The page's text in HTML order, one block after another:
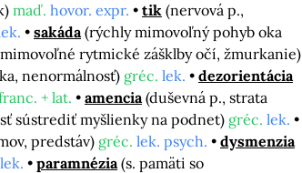
maď. hovor. expr. tik (nervová p.,
sakáda (rýchly mimovoľný pohyb oka
rytmické zášklby očí, žmurkanie)
nenormálnosť) gréc. lek.
dezorientácia
+ lat. amencia (duševná p., strata
sústrediť myšlienky na podnet) gréc. lek.
predstáv) gréc. lek. psych.
dysmenzia
lek. paramnézia (s. pamäti so